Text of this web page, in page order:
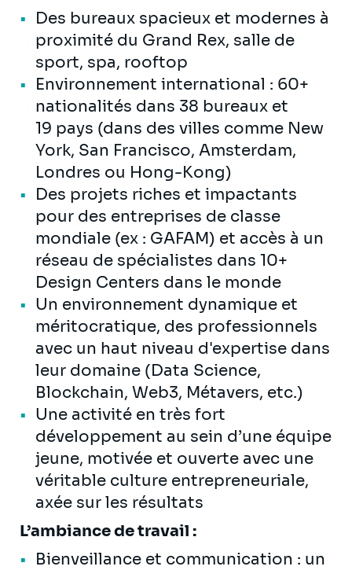
Des bureaux spacieux et modernes à
proximité du Grand Rex, salle de
sport, spa, rooftop
Environnement international : 60+
nationalités dans 38 bureaux et
19 pays (dans des villes comme New
York, San Francisco, Amsterdam,
Londres ou Hong-Kong)
Des projets riches et impactants
pour des entreprises de classe
mondiale (ex : GAFAM) et accès à un
réseau de spécialistes dans 10+
Design Centers dans le monde
Un environnement dynamique et
méritocratique, des professionnels
avec un haut niveau d'expertise dans
leur domaine (Data Science,
Blockchain, Web3, Métavers, etc.)
Une activité en très fort
développement au sein d’une équipe
jeune, motivée et ouverte avec une
véritable culture entrepreneuriale,
axée sur les résultats
L’ambiance de travail :
Bienveillance et communication : un